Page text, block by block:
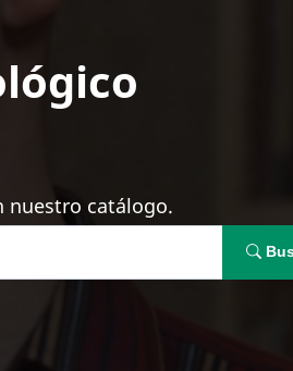
nuestro catálogo.